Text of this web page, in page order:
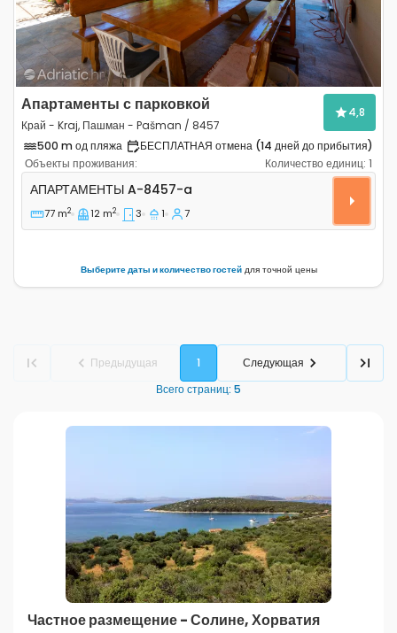
Апартаменты с парковкой
Край - Kraj, Пашман - Pašman / 8457
4,8
500 m од пляжа
БЕСПЛАТНАЯ отмена (14 дней до прибытия)
Объекты проживания:
Количество единиц: 1
Трёхкомнатные апартаменты Край - Kraj, Пашман -
АПАРТАМЕНТЫ A-8457-a
77 m2 12 m2 3 1 7
Выберите даты и количество гостейдля точной цены
Предыдущая 1
Следующая
Всего страниц: 5
Частное размещение - Солине, Хорватия